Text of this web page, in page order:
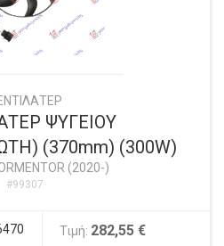
ΨΥΓΕΙΟΥ
(370mm) (300W)
(2020-)
#99307
Τιμή: 282,55 €